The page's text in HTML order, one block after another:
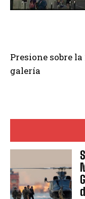
Presione sobre
galería